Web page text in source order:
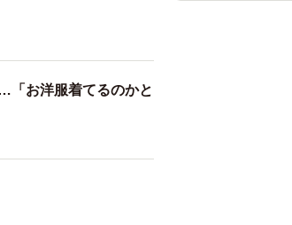
。水分を多く含んだ
ドルが取られて反対
く、事故を起こして
お客様からのご連絡
「お洋服着てるのかと